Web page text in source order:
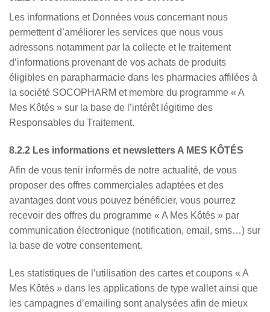
Les informations et Données vous concernant nous
permettent d’améliorer les services que nous vous
adressons notamment par la collecte et le traitement
d’informations provenant de vos achats de produits
éligibles en parapharmacie dans les pharmacies affilées à
la société SOCOPHARM et membre du programme « A
Mes Kôtés » sur la base de l’intérêt légitime des
Responsables du Traitement.
8.2.2 Les informations et newsletters A MES KÔTÉS
Afin de vous tenir informés de notre actualité, de vous
proposer des offres commerciales adaptées et des
avantages dont vous pouvez bénéficier, vous pourrez
recevoir des offres du programme « A Mes Kôtés » par
communication électronique (notification, email, sms…) sur
la base de votre consentement.
Les statistiques de l’utilisation des cartes et coupons « A
Mes Kôtés » dans les applications de type wallet ainsi que
les campagnes d’emailing sont analysées afin de mieux